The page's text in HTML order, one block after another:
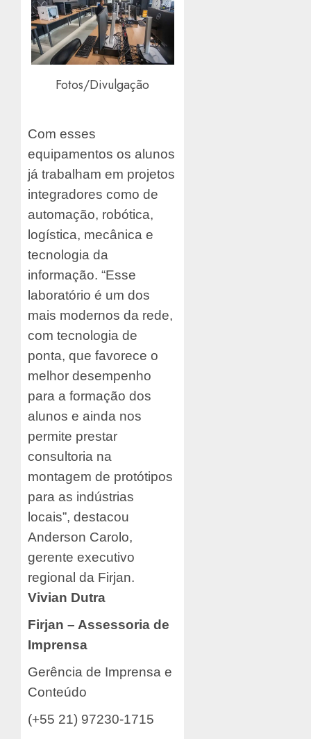
Fotos/Divulgação
Com esses
equipamentos os alunos
já trabalham em projetos
integradores como de
automação, robótica,
logística, mecânica e
tecnologia da
informação. “Esse
laboratório é um dos
mais modernos da rede,
com tecnologia de
ponta, que favorece o
melhor desempenho
para a formação dos
alunos e ainda nos
permite prestar
consultoria na
montagem de protótipos
para as indústrias
locais”, destacou
Anderson Carolo,
gerente executivo
regional da Firjan.
Vivian Dutra
Firjan – Assessoria de
Imprensa
Gerência de Imprensa e
Conteúdo
(+55 21) 97230-1715